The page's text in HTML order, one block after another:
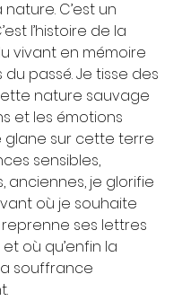
C’est un
l’histoire de la
vivant en mémoire
passé. Je tisse des
nature sauvage
et les émotions
glane sur cette terre
sensibles,
anciennes, je glorifie
où je souhaite
ses lettres
où qu’enfin la
souffrance